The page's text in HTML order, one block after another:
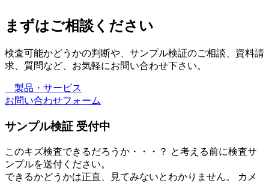
まずはご相談ください
検査可能かどうかの判断や、サンプル検証のご相談、資料請
求、質問など、お気軽にお問い合わせ下さい。
製品・サービス
お問い合わせフォーム
サンプル検証 受付中
このキズ検査できるだろうか・・・？ と考える前に検査サ
ンプルを送付ください。
できるかどうかは正直、見てみないとわかりません。 カメ